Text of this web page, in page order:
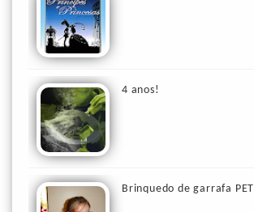
4 anos!
Brinquedo de garrafa PET